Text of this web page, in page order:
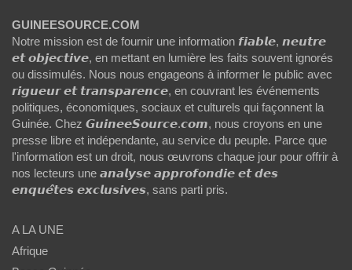
GUINEESOURCE.COM
Notre mission est de fournir une information 𝙛𝙞𝙖𝙗𝙡𝙚, 𝙣𝙚𝙪𝙩𝙧𝙚
𝙚𝙩 𝙤𝙗𝙟𝙚𝙘𝙩𝙞𝙫𝙚, en mettant en lumière les faits souvent ignorés
ou dissimulés. Nous nous engageons à informer le public avec
𝙧𝙞𝙜𝙪𝙚𝙪𝙧 𝙚𝙩 𝙩𝙧𝙖𝙣𝙨𝙥𝙖𝙧𝙚𝙣𝙘𝙚, en couvrant les événements
politiques, économiques, sociaux et culturels qui façonnent la
Guinée. Chez 𝙂𝙪𝙞𝙣𝙚𝙚𝙎𝙤𝙪𝙧𝙘𝙚.𝙘𝙤𝙢, nous croyons en une
presse libre et indépendante, au service du peuple. Parce que
l'information est un droit, nous œuvrons chaque jour pour offrir à
nos lecteurs une 𝙖𝙣𝙖𝙡𝙮𝙨𝙚 𝙖𝙥𝙥𝙧𝙤𝙛𝙤𝙣𝙙𝙞𝙚 𝙚𝙩 𝙙𝙚𝙨
𝙚𝙣𝙦𝙪𝙚̂𝙩𝙚𝙨 𝙚𝙭𝙘𝙡𝙪𝙨𝙞𝙫𝙚𝙨, sans parti pris.
A LA UNE
Afrique